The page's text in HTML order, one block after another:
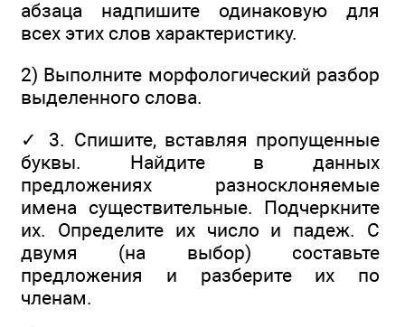
абзаца надпишите одинаковую для
всех этих слов характеристику.
2) Выполните морфологический разбор
выделенного слова.
✓ 3. Спишите, вставляя пропущенные
буквы. Найдите в данных
предложениях разносклоняемые
имена существительные. Подчеркните
их. Определите их число и падеж. С
двумя (на выбор) составьте
предложения и разберите их по
членам.